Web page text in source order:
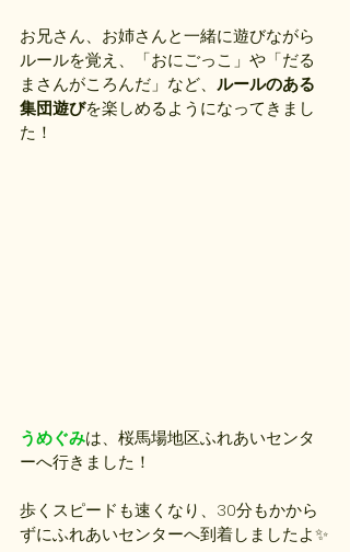
お兄さん、お姉さんと一緒に遊びながら
ルールを覚え、「おにごっこ」や「だる
まさんがころんだ」など、 ルールのある
集団遊びを楽しめるようになってきまし
た！
うめぐみは、桜馬場地区ふれあいセンタ
ーへ行きました！
歩くスピードも速くなり、30分もかから
ずにふれあいセンターへ到着しましたよ✨